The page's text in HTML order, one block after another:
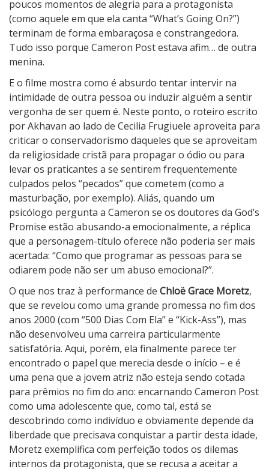
poucos momentos de alegria para a protagonista
(como aquele em que ela canta “What’s Going On?”)
terminam de forma embaraçosa e constrangedora.
Tudo isso porque Cameron Post estava afim… de outra
menina.
E o filme mostra como é absurdo tentar intervir na
intimidade de outra pessoa ou induzir alguém a sentir
vergonha de ser quem é. Neste ponto, o roteiro escrito
por Akhavan ao lado de Cecilia Frugiuele aproveita para
criticar o conservadorismo daqueles que se aproveitam
da religiosidade cristã para propagar o ódio ou para
levar os praticantes a se sentirem frequentemente
culpados pelos “pecados” que cometem (como a
masturbação, por exemplo). Aliás, quando um
psicólogo pergunta a Cameron se os doutores da God’s
Promise estão abusando-a emocionalmente, a réplica
que a personagem-título oferece não poderia ser mais
acertada: “Como que programar as pessoas para se
odiarem pode não ser um abuso emocional?”.
O que nos traz à performance de Chloë Grace Moretz,
que se revelou como uma grande promessa no fim dos
anos 2000 (com “500 Dias Com Ela” e “Kick-Ass”), mas
não desenvolveu uma carreira particularmente
satisfatória. Aqui, porém, ela finalmente parece ter
encontrado o papel que merecia desde o início – e é
uma pena que a jovem atriz não esteja sendo cotada
para prêmios no fim do ano: encarnando Cameron Post
como uma adolescente que, como tal, está se
descobrindo como indivíduo e obviamente depende da
liberdade que precisava conquistar a partir desta idade,
Moretz exemplifica com perfeição todos os dilemas
internos da protagonista, que se recusa a aceitar a